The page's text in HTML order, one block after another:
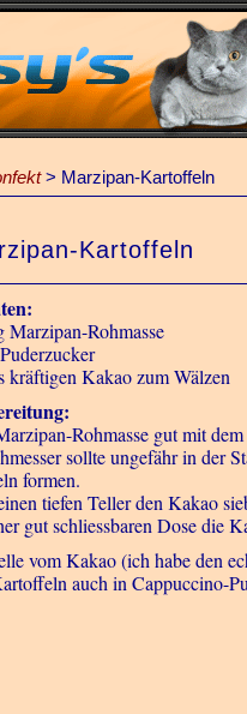
> Marzipan-Kartoffeln
Kartoffeln
Marzipan-Rohmasse
kräftigen Kakao zum Wälzen
Rohmasse gut mit
sollte ungefähr in der
formen.
tiefen Teller den Kakao
gut schliessbaren Dose die
vom Kakao (ich habe den
auch in Cappuccino-